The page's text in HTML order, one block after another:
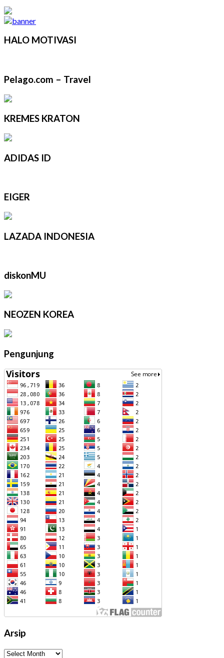
HALO MOTIVASI
Pelago.com – Travel
KREMES KRATON
ADIDAS ID
EIGER
LAZADA INDONESIA
diskonMU
NEOZEN KOREA
Pengunjung
Arsip
Arsip